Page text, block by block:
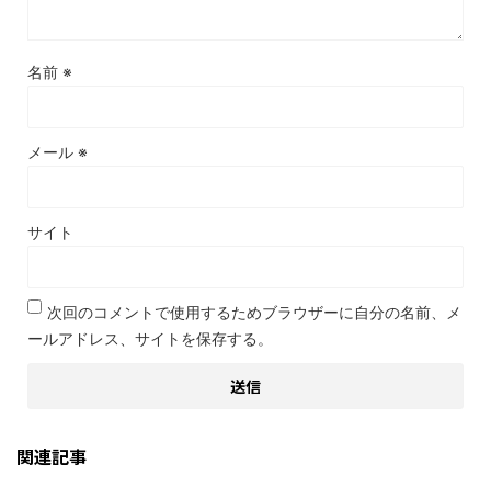
名前 ※
メール ※
サイト
次回のコメントで使用するためブラウザーに自分の名前、メ
ールアドレス、サイトを保存する。
関連記事